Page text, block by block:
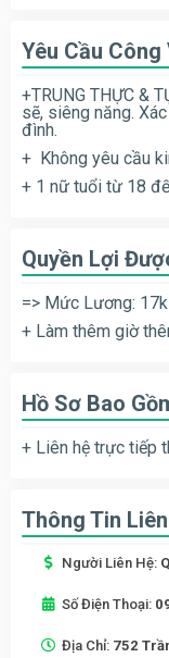
Yêu Cầu Công
+TRUNG THỰC &
sẽ, siêng năng.
đình.
+ Không yêu cầu
+ 1 nữ tuổi từ 18
Quyền Lợi
=> Mức Lương:
+ Làm thêm giờ
Hồ Sơ Bao
+ Liên hệ trực tiếp
Thông Tin
Người Liên Hệ:
Số Điện Thoại:
Địa Chỉ: 752